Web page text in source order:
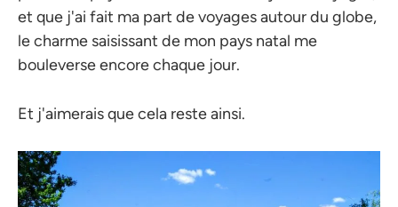
et que j'ai fait ma part de voyages autour du globe,
le charme saisissant de mon pays natal me
bouleverse encore chaque jour.
Et j'aimerais que cela reste ainsi.